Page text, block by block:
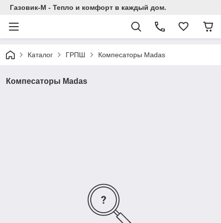
Газовик-М - Тепло и комфорт в каждый дом.
Каталог ГРПШ Компесаторы Madas
Компесаторы Madas